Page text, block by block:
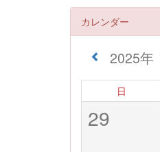
カレンダー
2025年
日
29